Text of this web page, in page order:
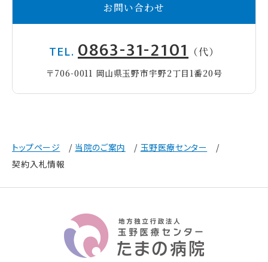
お問い合わせ
TEL.0863-31-2101 （代）
〒706-0011 岡山県玉野市宇野2丁目1番20号
トップページ 当院のご案内
玉野医療センター
契約入札情報